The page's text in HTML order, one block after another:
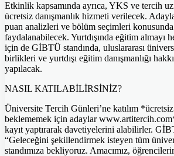
Etkinlik kapsamında ayrıca, YKS ve tercih
ücretsiz danışmanlık hizmeti verilecek.
puan analizleri ve bölüm seçimleri
faydalanabilecek. Yurtdışında eğitim almayı
için de GİBTÜ standında, uluslararası
birlikleri ve yurtdışı eğitim danışmanlığı
yapılacak.
NASIL KATILABİLİRSİNİZ?
Üniversite Tercih Günleri’ne katılım
beklememek için adaylar
kayıt yaptırarak davetiyelerini alabilirler.
“Geleceğini şekillendirmek isteyen tüm
standımıza bekliyoruz. Amacımız,